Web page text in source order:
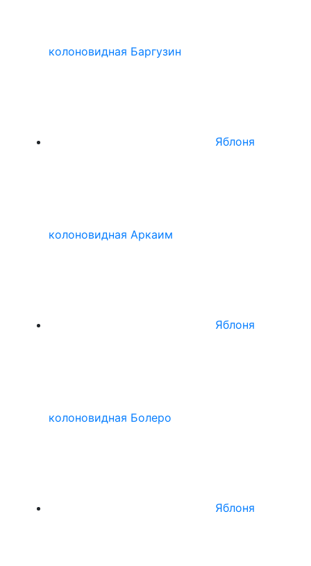
колоновидная Баргузин
Яблоня
колоновидная Аркаим
Яблоня
колоновидная Болеро
Яблоня